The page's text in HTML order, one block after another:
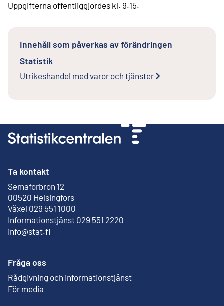
Uppgifterna offentliggjordes kl. 9.15.
Innehåll som påverkas av förändringen
Statistik
Utrikeshandel med varor och tjänster
Ta kontakt
Semaforbron 12
00520 Helsingfors
Extern länk
Växel 029 551 1000
Informationstjänst 029 551 2220
info@stat.fi
Fråga oss
Rådgivning och informationstjänst
För media